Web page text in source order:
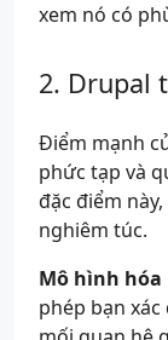
xem nó có
Drupal
Điểm mạnh
phức tạp và
đặc điểm
nghiêm túc.
Mô hình hóa
phép bạn